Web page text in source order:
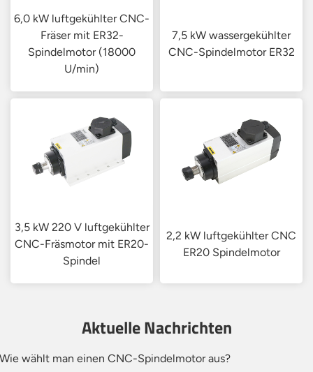
6,0 kW luftgekühlter CNC-
Fräser mit ER32-
Spindelmotor (18000
U/min)
7,5 kW wassergekühlter
CNC-Spindelmotor ER32
3,5 kW 220 V luftgekühlter
CNC-Fräsmotor mit ER20-
Spindel
2,2 kW luftgekühlter CNC
ER20 Spindelmotor
Aktuelle Nachrichten
wählt man einen CNC-Spindelmotor aus?